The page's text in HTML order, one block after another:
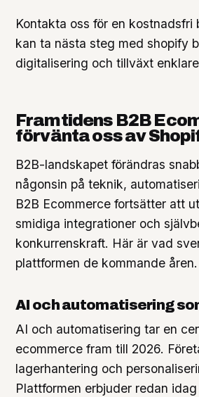
Kontakta oss för en
kan ta nästa steg med shopify
digitalisering och tillväxt
Framtidens B2B
förvänta oss av
B2B-landskapet förändras
någonsin på teknik,
B2B Ecommerce fortsätter att
smidiga integrationer och
konkurrenskraft. Här är vad
plattformen de kommande åren.
AI och automatisering
AI och automatisering tar en
ecommerce fram till 2026.
lagerhantering och
Plattformen erbjuder redan